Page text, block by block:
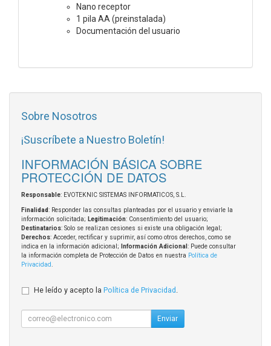
Nano receptor
1 pila AA (preinstalada)
Documentación del usuario
Sobre Nosotros
¡Suscríbete a Nuestro Boletín!
INFORMACIÓN BÁSICA SOBRE
PROTECCIÓN DE DATOS
Responsable: EVOTEKNIC SISTEMAS INFORMATICOS, S.L.
Finalidad: Responder las consultas planteadas por el usuario y enviarle la
información solicitada; Legitimación: Consentimiento del usuario;
Destinatarios: Solo se realizan cesiones si existe una obligación legal;
Derechos: Acceder, rectificar y suprimir, así como otros derechos, como se
indica en la información adicional;
Información Adicional : Puede consultar
la información completa de Protección de Datos en nuestra Política de
Privacidad
He leído y acepto la Política de Privacidad
Enviar